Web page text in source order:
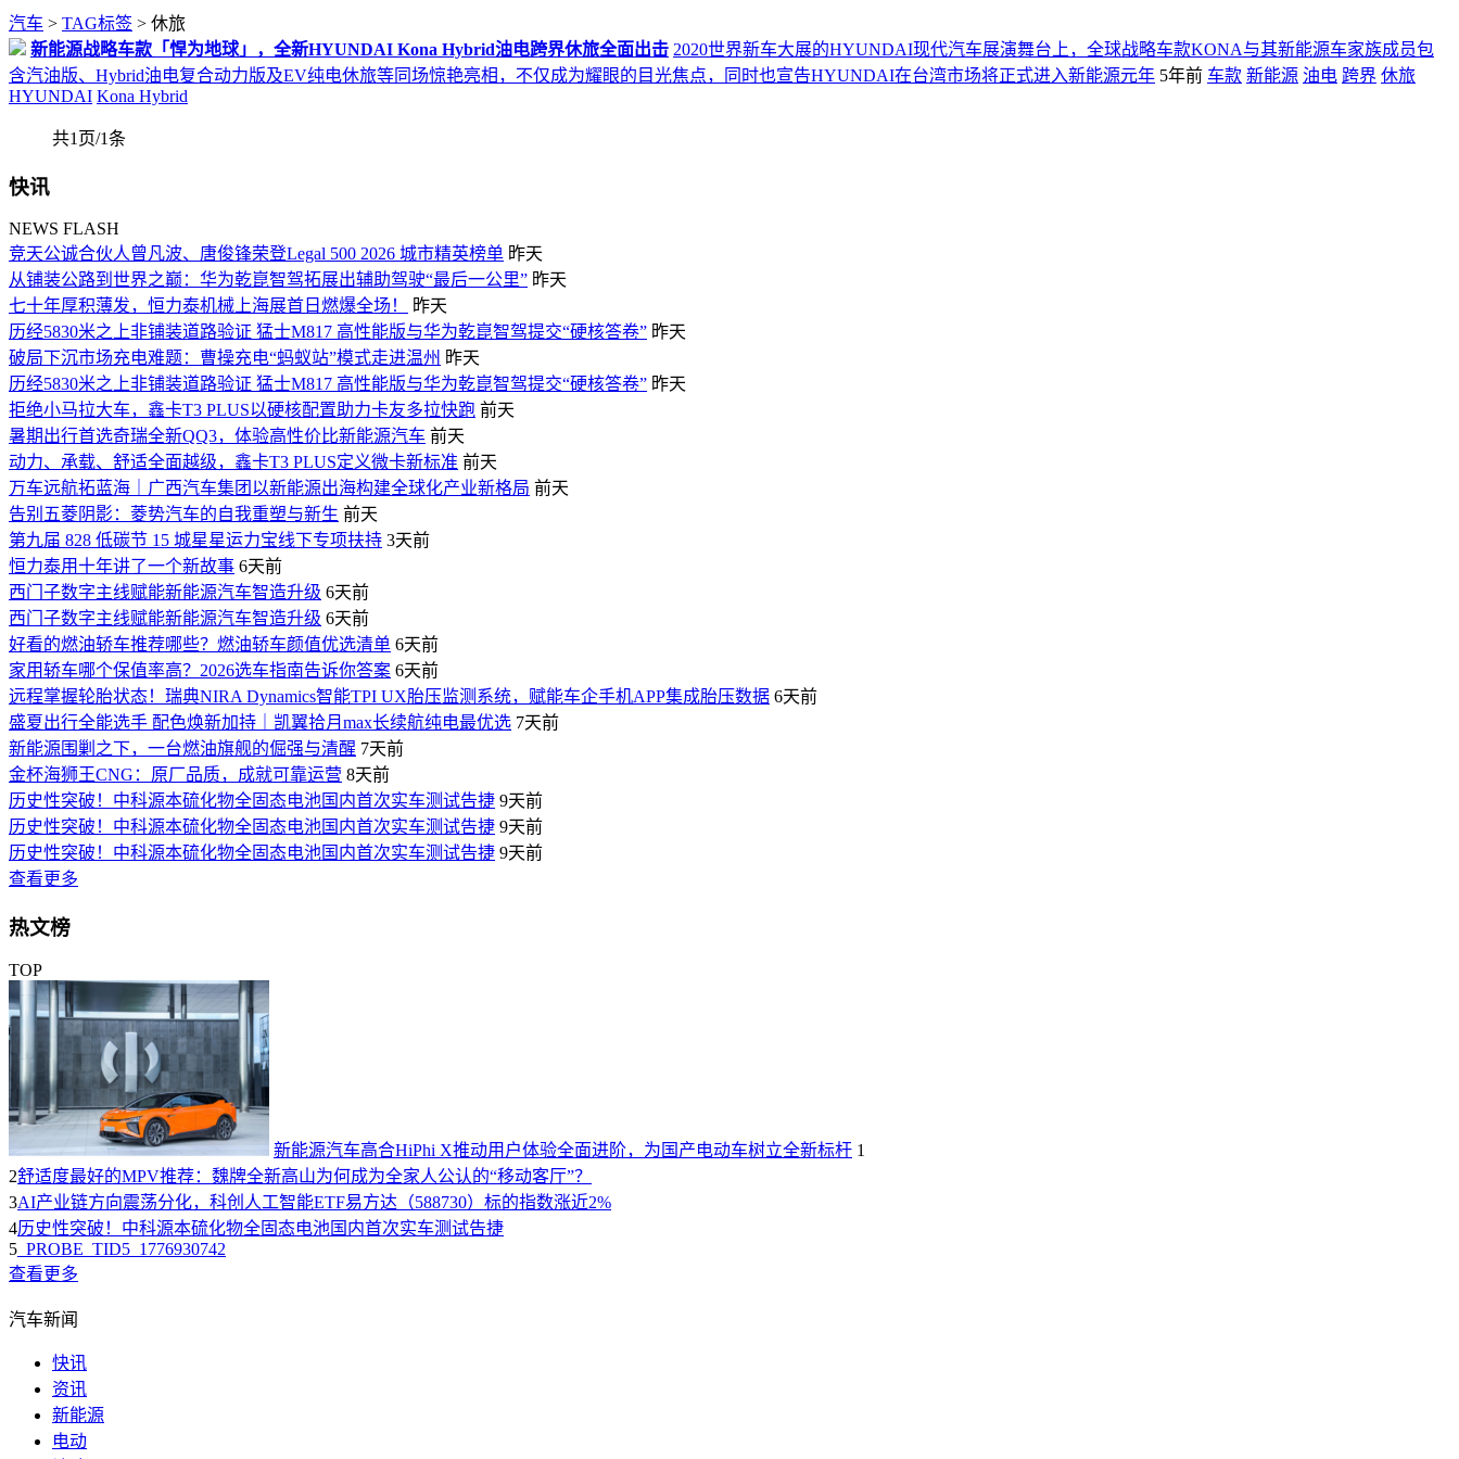
汽车 > TAG标签 > 休旅
新能源战略车款「悍为地球」，全新HYUNDAI Kona Hybrid油电跨界休旅全面出击 2020世界新车大展的HYUNDAI现代汽车展演舞台上，全球战略车款KONA与其新能源车家族成员包
含汽油版、Hybrid油电复合动力版及EV纯电休旅等同场惊艳亮相，不仅成为耀眼的目光焦点，同时也宣告HYUNDAI在台湾市场将正式进入新能源元年 5年前 车款 新能源 油电 跨界 休旅
HYUNDAI Kona Hybrid
共1页/1条
快讯
NEWS FLASH
竞天公诚合伙人曾凡波、唐俊锋荣登Legal 500 2026 城市精英榜单 昨天
从铺装公路到世界之巅：华为乾崑智驾拓展出辅助驾驶“最后一公里” 昨天
七十年厚积薄发，恒力泰机械上海展首日燃爆全场！
昨天
历经5830米之上非铺装道路验证 猛士M817 高性能版与华为乾崑智驾提交“硬核答卷” 昨天
破局下沉市场充电难题：曹操充电“蚂蚁站”模式走进温州 昨天
历经5830米之上非铺装道路验证 猛士M817 高性能版与华为乾崑智驾提交“硬核答卷” 昨天
拒绝小马拉大车，鑫卡T3 PLUS以硬核配置助力卡友多拉快跑 前天
暑期出行首选奇瑞全新QQ3，体验高性价比新能源汽车 前天
动力、承载、舒适全面越级，鑫卡T3 PLUS定义微卡新标准 前天
万车远航拓蓝海｜广西汽车集团以新能源出海构建全球化产业新格局 前天
告别五菱阴影：菱势汽车的自我重塑与新生 前天
第九届 828 低碳节 15 城星星运力宝线下专项扶持 3天前
恒力泰用十年讲了一个新故事 6天前
西门子数字主线赋能新能源汽车智造升级 6天前
西门子数字主线赋能新能源汽车智造升级 6天前
好看的燃油轿车推荐哪些？燃油轿车颜值优选清单 6天前
家用轿车哪个保值率高？2026选车指南告诉你答案 6天前
远程掌握轮胎状态！瑞典NIRA Dynamics智能TPI UX胎压监测系统，赋能车企手机APP集成胎压数据 6天前
盛夏出行全能选手 配色焕新加持｜凯翼拾月max长续航纯电最优选 7天前
新能源围剿之下，一台燃油旗舰的倔强与清醒 7天前
金杯海狮王CNG：原厂品质，成就可靠运营 8天前
历史性突破！中科源本硫化物全固态电池国内首次实车测试告捷 9天前
历史性突破！中科源本硫化物全固态电池国内首次实车测试告捷 9天前
历史性突破！中科源本硫化物全固态电池国内首次实车测试告捷 9天前
查看更多
热文榜
TOP
新能源汽车高合HiPhi X推动用户体验全面进阶，为国产电动车树立全新标杆 1
2舒适度最好的MPV推荐：魏牌全新高山为何成为全家人公认的“移动客厅”？
3AI产业链方向震荡分化，科创人工智能ETF易方达（588730）标的指数涨近2%
4历史性突破！中科源本硫化物全固态电池国内首次实车测试告捷
5 _PROBE_TID5_1776930742
查看更多
汽车新闻
快讯
资讯
新能源
电动